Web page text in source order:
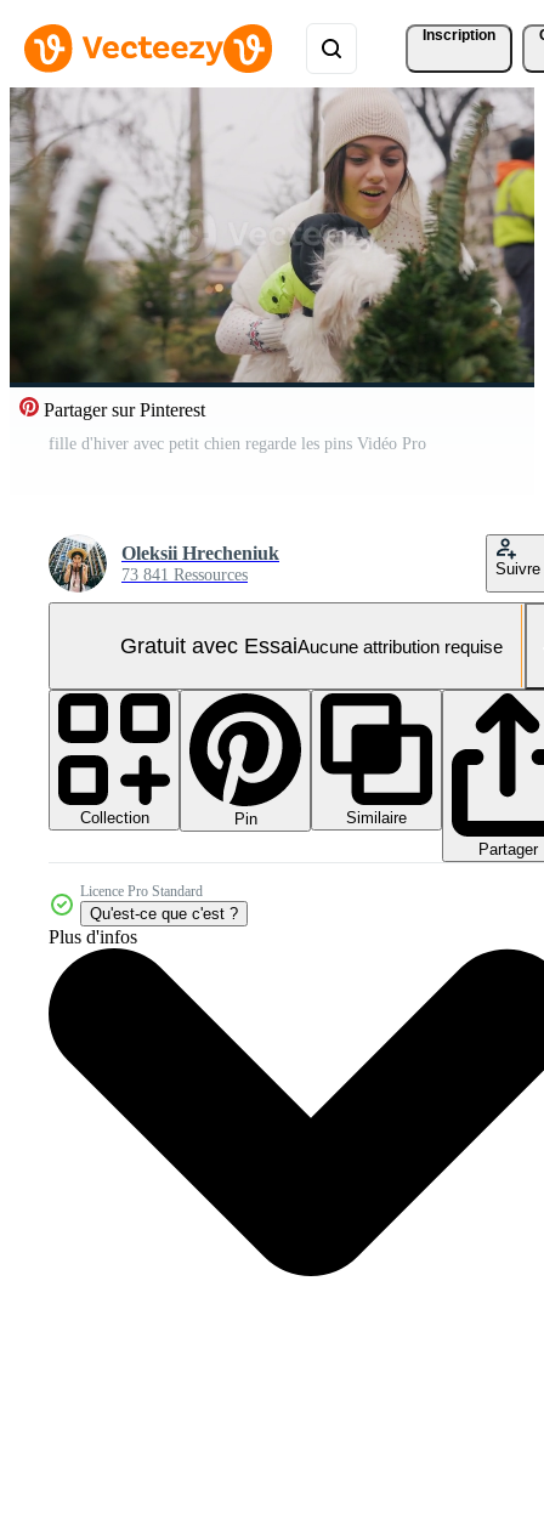
Inscription
Partager sur Pinterest
fille d'hiver avec petit chien regarde les pins Vidéo Pro
Oleksii Hrecheniuk
73 841 Ressources Suivre
Gratuit avec EssaiAucune attribution requise
Collection Pin
Similaire
Partager
Licence Pro Standard
Qu'est-ce que c'est ?
Plus d'infos